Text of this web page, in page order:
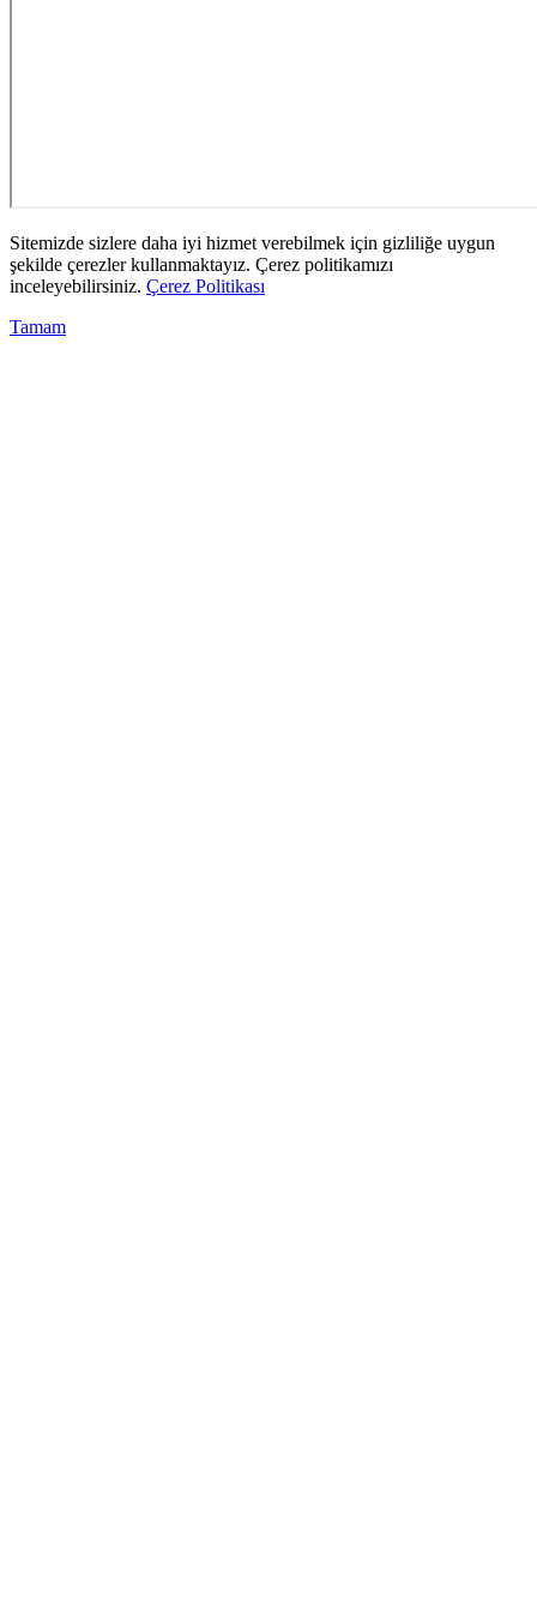
Sitemizde sizlere daha iyi hizmet verebilmek için gizliliğe uygun
şekilde çerezler kullanmaktayız. Çerez politikamızı
inceleyebilirsiniz. Çerez Politikası
Tamam